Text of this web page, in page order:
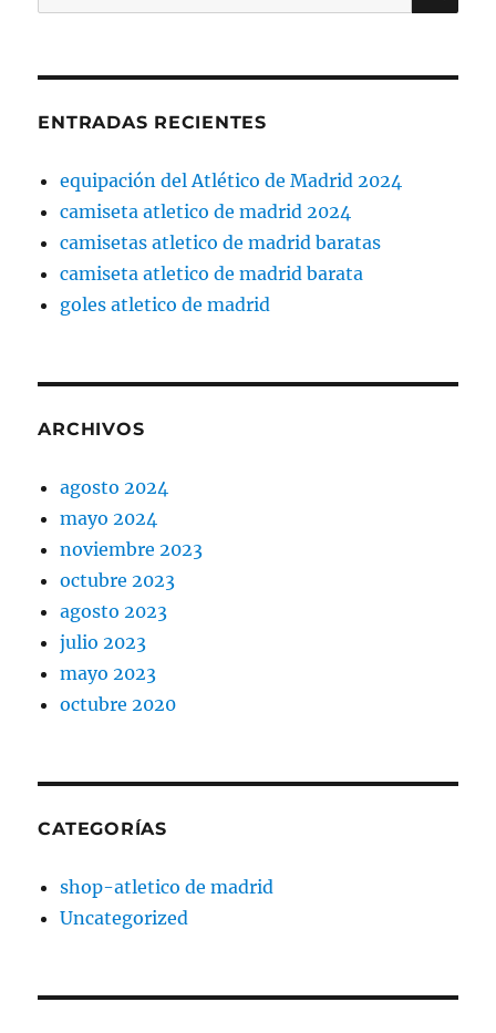
por:
ENTRADAS RECIENTES
equipación del Atlético de Madrid 2024
camiseta atletico de madrid 2024
camisetas atletico de madrid baratas
camiseta atletico de madrid barata
goles atletico de madrid
ARCHIVOS
agosto 2024
mayo 2024
noviembre 2023
octubre 2023
agosto 2023
julio 2023
mayo 2023
octubre 2020
CATEGORÍAS
shop-atletico de madrid
Uncategorized